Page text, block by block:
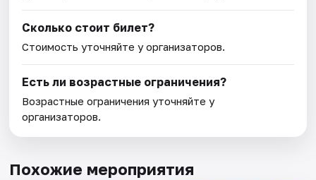
Сколько стоит билет?
Стоимость уточняйте у организаторов.
Есть ли возрастные ограничения?
Возрастные ограничения уточняйте у
организаторов.
Похожие мероприятия